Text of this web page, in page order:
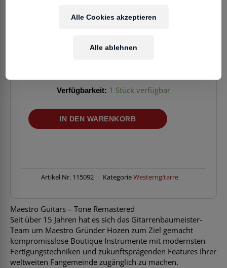
3.190,00€
Enthält 20% MwSt.
Verfügbarkeit: 1 Stück verfügbar
MAESTRO
GUITARS
IN DEN WARENKORB
Artikel Nr. 115092 KategorieWesterngitarre
Maestro Guitars – Tone Remastered
Seit über 15 Jahren hat es sich das Gitarrenbaumeister-
Team um Maestro Gründer Hozen zum Ziel gemacht
kompromisslose Boutique Instrumente mit modernsten
Fertigungstechniken und zukunftsprägenden Features Ihrer
weltweiten Fangemeinde zugänglich zu machen.
Alle ablehnen
Alle Cookies akzeptieren